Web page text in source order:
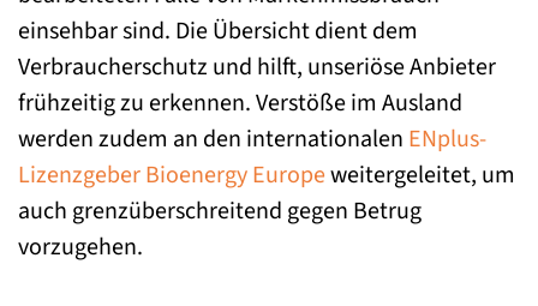
einsehbar sind. Die Übersicht dient dem
Verbraucherschutz und hilft, unseriöse Anbieter
frühzeitig zu erkennen. Verstöße im Ausland
werden zudem an den internationalen ENplus-
Lizenzgeber Bioenergy Europeweitergeleitet, um
auch grenzüberschreitend gegen Betrug
vorzugehen.